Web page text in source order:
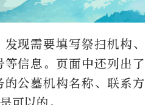
现需要填写祭扫机构、
信息。页面中还列出了
公墓机构名称、联系方